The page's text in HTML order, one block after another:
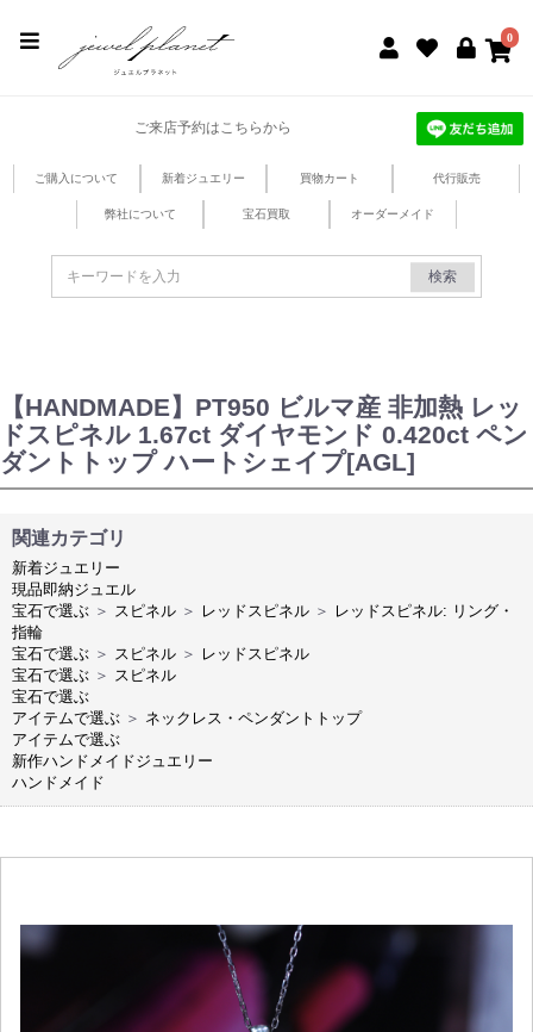
0
ご来店予約はこちらから
ご購入について 新着ジュエリー 買物カート 代行販売
弊社について 宝石買取 オーダーメイド
検索
【HANDMADE】PT950 ビルマ産 非加熱 レッ
ドスピネル 1.67ct ダイヤモンド 0.420ct ペン
ダントトップ ハートシェイプ[AGL]
関連カテゴリ
新着ジュエリー
現品即納ジュエル
宝石で選ぶ ＞ スピネル ＞ レッドスピネル ＞ レッドスピネル: リング・
指輪
宝石で選ぶ ＞ スピネル ＞ レッドスピネル
宝石で選ぶ ＞ スピネル
宝石で選ぶ
アイテムで選ぶ ＞ ネックレス・ペンダントトップ
アイテムで選ぶ
新作ハンドメイドジュエリー
ハンドメイド